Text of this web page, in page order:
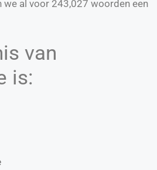
we al voor 243,027 woorden een
van
is: